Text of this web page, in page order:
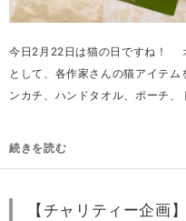
今日2月22日は猫の日ですね！
として、各作家さんの猫アイテ
ンカチ、ハンドタオル、ポーチ
続きを読む
【チャリティー企画